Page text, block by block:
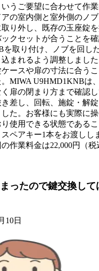
うご要望に合わせて作
アの室内側と室外側のノ
り外し、既存の玉座錠
クセットが合うことを
を取り付け、ノブを回し
まれるよう調整しまし
ースや扉の寸法に合う
MIWA U9HMD1KNBは
扉の閉まり方まで確認
差し、回転、施錠・解
た。お客様にも実際に
使用できる状態である
スペアキー1本をお渡しし
作業料金は22,000円（税
ったので鍵交換して
10日